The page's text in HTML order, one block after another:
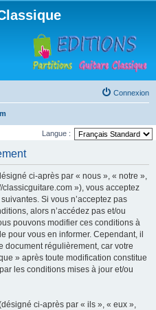
Connexion
Langue :
ci-après par « nous », « notre »,
»), vous acceptez
Si vous n’acceptez pas
alors n’accédez pas et/ou
pouvons modifier ces conditions à
pour vous en informer. Cependant, il
document régulièrement, car votre
» après toute modification constitue
les conditions mises à jour et/ou
ci-après par « ils », « eux »,